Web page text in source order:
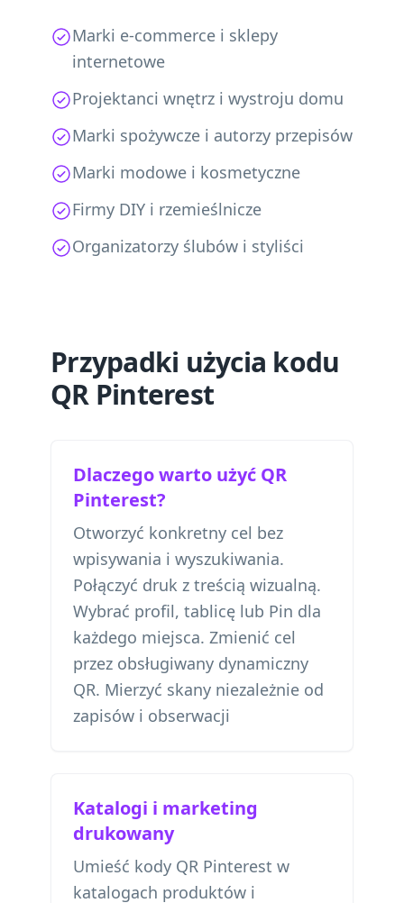
Marki e-commerce i sklepy
internetowe
Projektanci wnętrz i wystroju domu
Marki spożywcze i autorzy przepisów
Marki modowe i kosmetyczne
Firmy DIY i rzemieślnicze
Organizatorzy ślubów i styliści
Przypadki użycia kodu
QR Pinterest
Dlaczego warto użyć QR
Pinterest?
Otworzyć konkretny cel bez
wpisywania i wyszukiwania.
Połączyć druk z treścią wizualną.
Wybrać profil, tablicę lub Pin dla
każdego miejsca. Zmienić cel
przez obsługiwany dynamiczny
QR. Mierzyć skany niezależnie od
zapisów i obserwacji
Katalogi i marketing
drukowany
Umieść kody QR Pinterest w
katalogach produktów i